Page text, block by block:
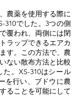
農薬を使用する際に
310でした。3つの側
覆われ、両側には閉
ラップできるエアカ
す。この方法で、農
ない散布方法と比較
。XS-310はシール
を行い、ブドウに農
ることを可能にして